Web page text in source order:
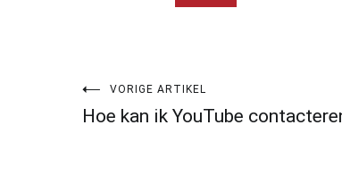
Bericht
navigatie
VORIGE ARTIKEL
Hoe kan ik YouTube